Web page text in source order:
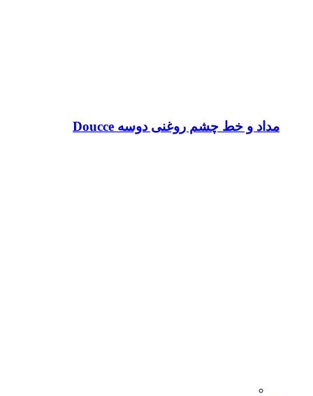
مداد و خط چشم روغنی دوسه Doucce